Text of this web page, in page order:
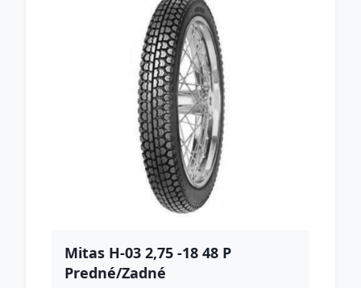
Mitas H-03 2,75 -18 48 P
Predné/Zadné